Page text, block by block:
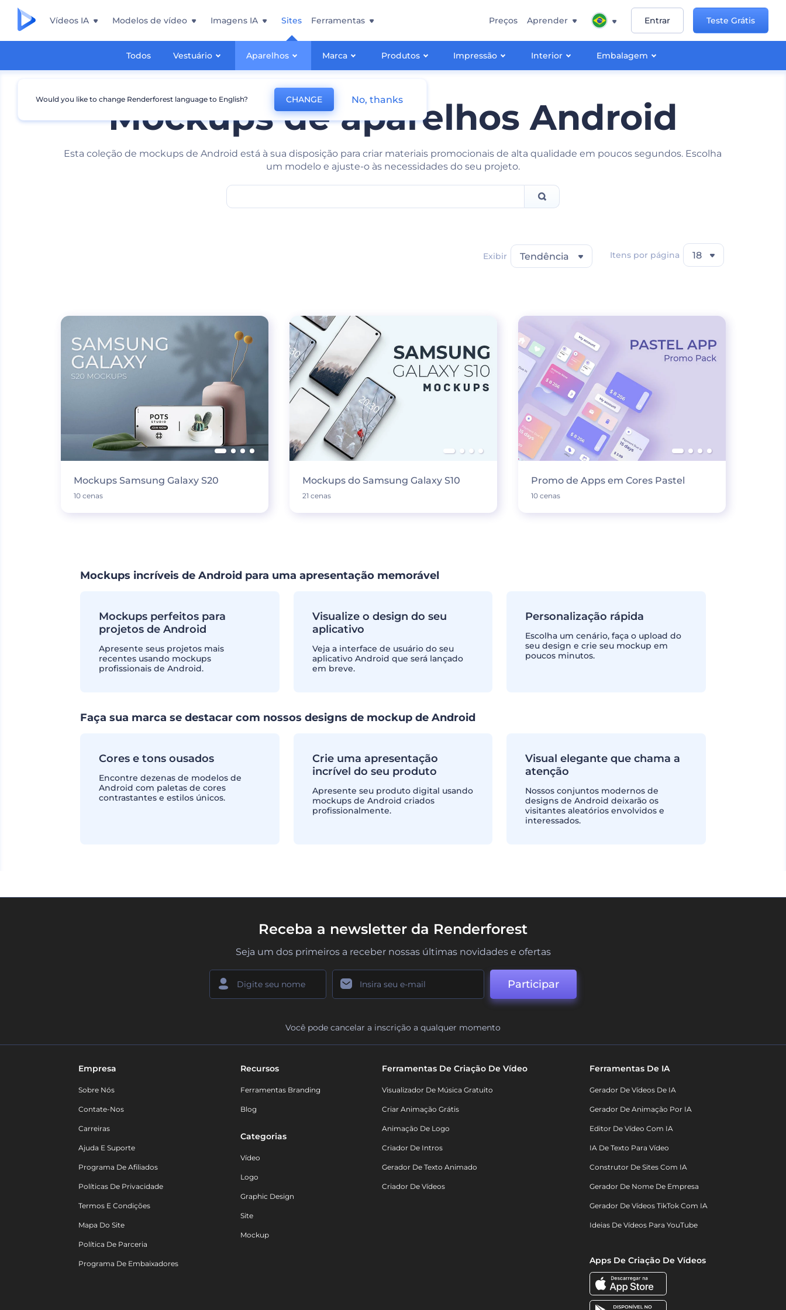
Vídeos IA Modelos de vídeo Imagens IA Sites
Todos Vestuário Aparelhos Marca Produtos Impressão Interior Embalagem
Ferramentas Preços Aprender Entrar Teste Grátis
Mockups de aparelhos Android
Esta coleção de mockups de Android está à sua disposição para criar materiais promocionais de alta qualidade em poucos segundos. Escolha
um modelo e ajuste-o às necessidades do seu projeto.
Exibir Tendência Itens por página 18
Mockups Samsung Galaxy S20
10 cenas
Mockups do Samsung Galaxy S10
21 cenas
Promo de Apps em Cores Pastel
10 cenas
Mockups incríveis de Android para uma apresentação memorável
Mockups perfeitos para
projetos de Android
Apresente seus projetos mais
recentes usando mockups
profissionais de Android.
Visualize o design do seu
aplicativo
Veja a interface de usuário do seu
aplicativo Android que será lançado
em breve.
Personalização rápida
Escolha um cenário, faça o upload do
seu design e crie seu mockup em
poucos minutos.
Faça sua marca se destacar com nossos designs de mockup de Android
Cores e tons ousados
Encontre dezenas de modelos de
Android com paletas de cores
contrastantes e estilos únicos.
Crie uma apresentação
incrível do seu produto
Apresente seu produto digital usando
mockups de Android criados
profissionalmente.
Visual elegante que chama a
atenção
Nossos conjuntos modernos de
designs de Android deixarão os
visitantes aleatórios envolvidos e
interessados.
Receba a newsletter da Renderforest
Seja um dos primeiros a receber nossas últimas novidades e ofertas
Participar
Você pode cancelar a inscrição a qualquer momento
Empresa
Sobre Nós
Contate-Nos
Carreiras
Ajuda E Suporte
Programa De Afiliados
Políticas De Privacidade
Termos E Condições
Mapa Do Site
Política De Parceria
Programa De Embaixadores
Recursos
Ferramentas Branding
Blog
Categorias
Vídeo
Logo
Graphic Design
Site
Mockup
Ferramentas De Criação De Vídeo
Visualizador De Música Gratuito
Criar Animação Grátis
Animação De Logo
Criador De Intros
Gerador De Texto Animado
Criador De Vídeos
Ferramentas De IA
Gerador De Vídeos De IA
Gerador De Animação Por IA
Editor De Vídeo Com IA
IA De Texto Para Vídeo
Construtor De Sites Com IA
Gerador De Nome De Empresa
Gerador De Vídeos TikTok Com IA
Ideias De Vídeos Para YouTube
Apps De Criação De Vídeos
Would you like to change Renderforest language to English? CHANGE No, thanks